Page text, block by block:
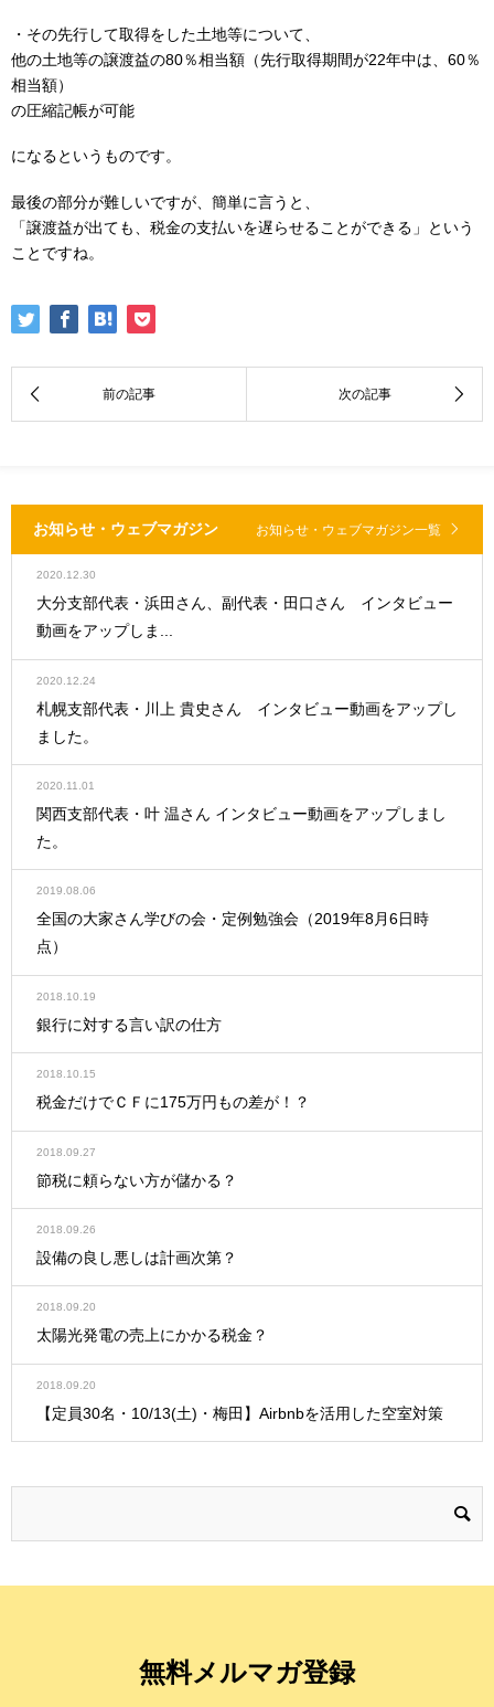
・その先行して取得をした土地等について、
他の土地等の譲渡益の80％相当額（先行取得期間が22年中は、60％
相当額）
の圧縮記帳が可能
になるというものです。
最後の部分が難しいですが、簡単に言うと、
「譲渡益が出ても、税金の支払いを遅らせることができる」という
ことですね。
お知らせ・ウェブマガジン お知らせ・ウェブマガジン一覧
2020.12.30
大分支部代表・浜田さん、副代表・田口さん インタビュー
動画をアップしま...
2020.12.24
札幌支部代表・川上 貴史さん インタビュー動画をアップし
ました。
2020.11.01
関西支部代表・叶 温さん インタビュー動画をアップしまし
た。
2019.08.06
全国の大家さん学びの会・定例勉強会（2019年8月6日時
点）
2018.10.19
銀行に対する言い訳の仕方
2018.10.15
税金だけでＣＦに175万円もの差が！？
2018.09.27
節税に頼らない方が儲かる？
2018.09.26
設備の良し悪しは計画次第？
2018.09.20
太陽光発電の売上にかかる税金？
2018.09.20
【定員30名・10/13(土)・梅田】Airbnbを活用した空室対策
無料メルマガ登録